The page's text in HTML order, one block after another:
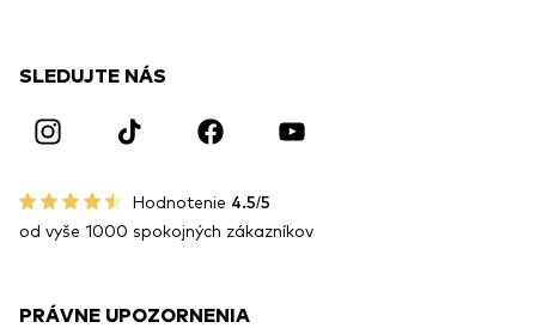
SLEDUJTE NÁS
Hodnotenie 4.5/5
od vyše 1000 spokojných zákazníkov
PRÁVNE UPOZORNENIA